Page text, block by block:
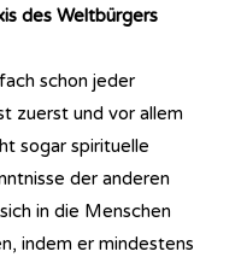
des Weltbürgers
schon jeder
zuerst und vor allem
sogar spirituelle
der anderen
in die Menschen
indem er mindestens